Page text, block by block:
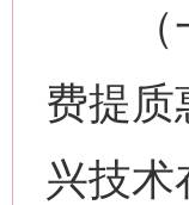
（一
费提质
兴技